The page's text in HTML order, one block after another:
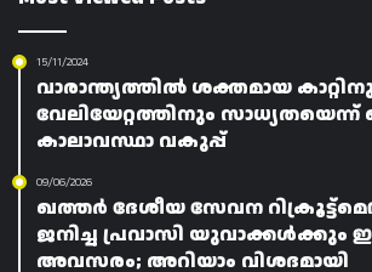
15/11/2024
വാരാന്ത്യത്തിൽ ശക്തമായ
വേലിയേറ്റത്തിനും
കാലാവസ്ഥാ വകുപ്പ്
09/06/2026
ഖത്തർ ദേശീയ സേവന
ജനിച്ച പ്രവാസി യുവാക്കൾക്കും
അവസരം; അറിയാം വിശദമായി